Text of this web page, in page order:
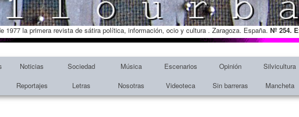
1977 la primera revista de sátira política, información, ocio y cultura . Zaragoza. España. Nº 254.
Noticias Sociedad Música Escenarios Opinión Silvicultura
Reportajes Letras Nosotras Videoteca Sin barreras Mancheta